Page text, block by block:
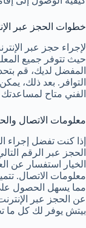
خطوات الحجز عبر
لإجراء حجز عبر
حيث تتوفر جميع
المفضل لديك، قم
التوافر. بعد ذلك،
الفني متاح
معلومات الاتصال
إذا كنت تفضل إجراء
الحجز عبر الرقم التالي: +971 56
الخيار استفسار عن
معلومات الاتصال.
مما يسهل الحصول
عن الحجز عبر
بيتش يوفر لك كل ما